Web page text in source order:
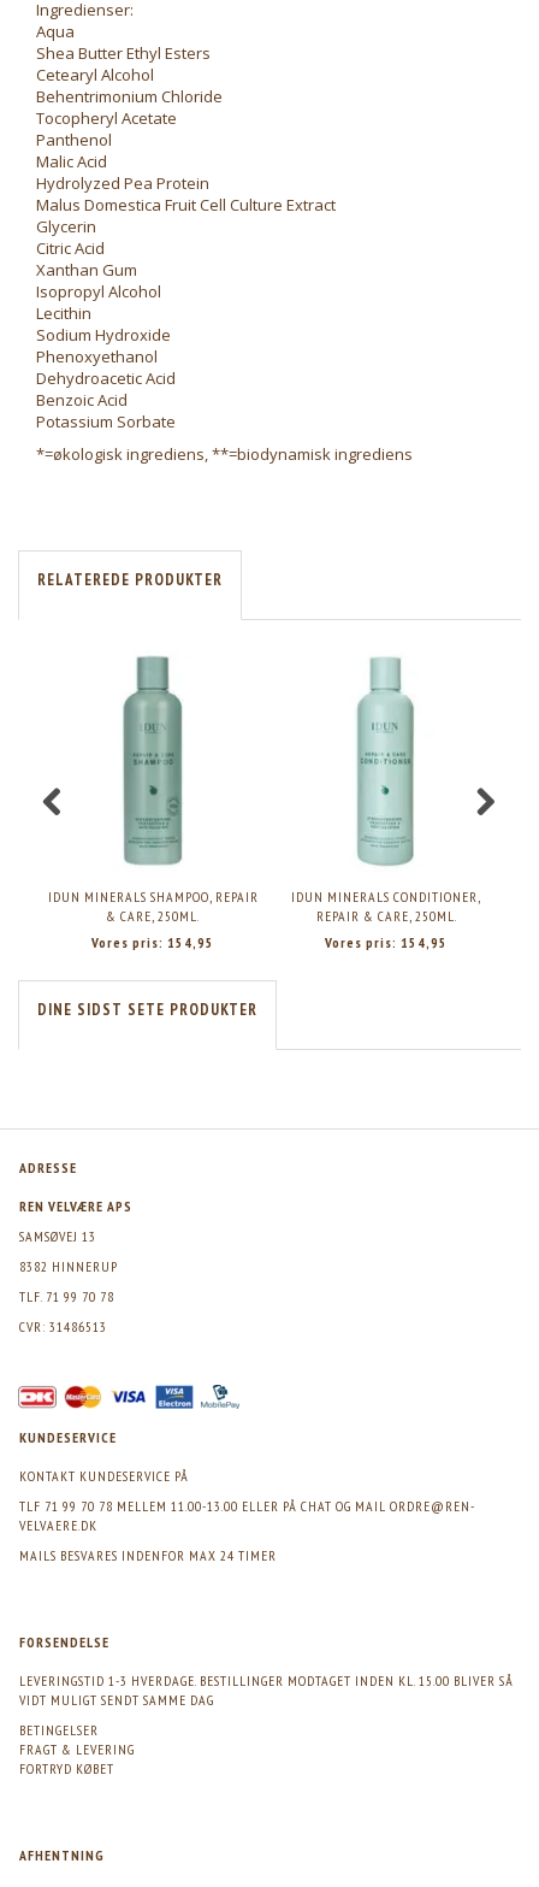
Ingredienser:
Aqua
Shea Butter Ethyl Esters
Cetearyl Alcohol
Behentrimonium Chloride
Tocopheryl Acetate
Panthenol
Malic Acid
Hydrolyzed Pea Protein
Malus Domestica Fruit Cell Culture Extract
Glycerin
Citric Acid
Xanthan Gum
Isopropyl Alcohol
Lecithin
Sodium Hydroxide
Phenoxyethanol
Dehydroacetic Acid
Benzoic Acid
Potassium Sorbate
*=økologisk ingrediens, **=biodynamisk ingrediens
RELATEREDE PRODUKTER
IDUN MINERALS SHAMPOO, REPAIR
& CARE, 250ML.
Vores pris: 154,95
IDUN MINERALS CONDITIONER,
REPAIR & CARE, 250ML.
Vores pris: 154,95
DINE SIDST SETE PRODUKTER
ADRESSE
REN VELVÆRE APS
SAMSØVEJ 13
8382 HINNERUP
TLF. 71 99 70 78
CVR: 31486513
KUNDESERVICE
KONTAKT KUNDESERVICE PÅ
TLF 71 99 70 78 MELLEM 11.00-13.00 ELLER PÅ CHAT OG MAIL ORDRE@REN-
VELVAERE.DK
MAILS BESVARES INDENFOR MAX 24 TIMER
FORSENDELSE
LEVERINGSTID 1-3 HVERDAGE. BESTILLINGER MODTAGET INDEN KL. 15.00 BLIVER SÅ
VIDT MULIGT SENDT SAMME DAG
BETINGELSER
FRAGT & LEVERING
FORTRYD KØBET
AFHENTNING